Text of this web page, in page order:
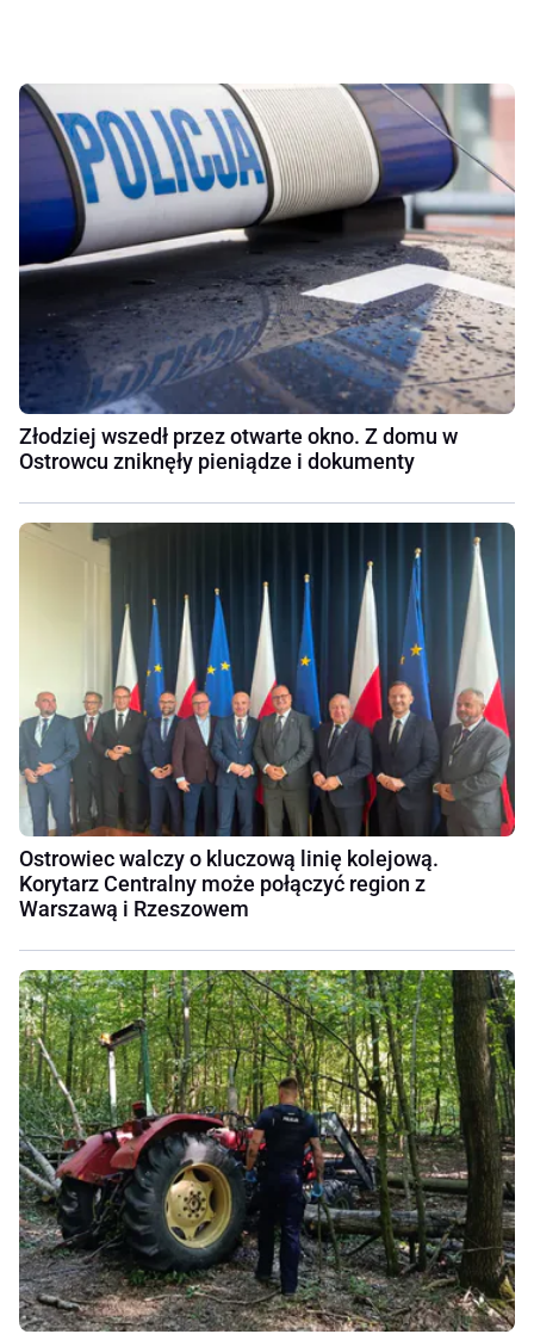
Złodziej wszedł przez otwarte okno. Z domu w
Ostrowcu zniknęły pieniądze i dokumenty
Ostrowiec walczy o kluczową linię kolejową.
Korytarz Centralny może połączyć region z
Warszawą i Rzeszowem